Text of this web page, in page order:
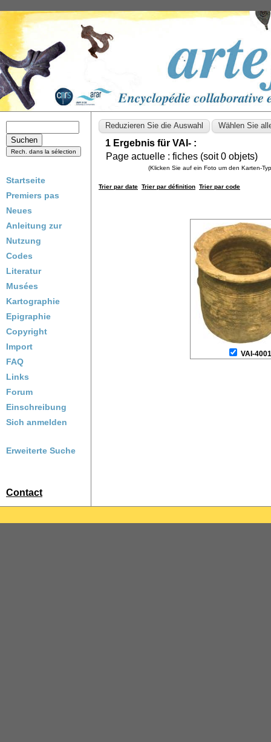
Startseite
Premiers pas
Neues
Anleitung zur
Nutzung
Codes
Literatur
Musées
Kartographie
Epigraphie
Copyright
Import
FAQ
Links
Forum
Einschreibung
Sich anmelden
Erweiterte Suche
Contact
1 Ergebnis für VAI- :
Page actuelle : fiches (soit0 objets)
(Klicken Sie auf ein Foto um den Karten-
Trier par date Trier par définition Trier par code
VAI-4001